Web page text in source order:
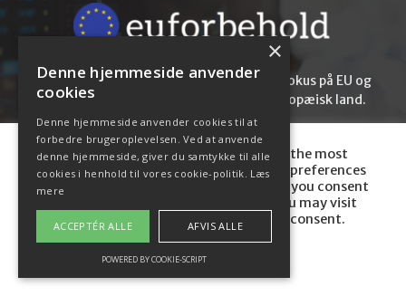
Euforbehold.dk er en online medie med fokus på EU og
Europa, samt Danmarks rolle som et europæisk land.
Cookie- og privatlivspolitik Kontakt
© Copyright 2020 - Euforbehold.dk
We use cookies on our website to give you the most
relevant experience by remembering your preferences
and repeat visits. By clicking “Accept All”, you consent
to the use of ALL the cookies. However, you may visit
"Cookie Settings" to provide a controlled consent.
Cookie Settings Accept All
Denne hjemmeside anvender
cookies
Denne hjemmeside anvender cookies til at
forbedre brugeroplevelsen. Ved at anvende
denne hjemmeside, giver du samtykke til alle
cookies i henhold til vores cookie-politik. Læs
mere
ACCEPTÉR ALLE AFVIS ALLE
POWERED BY COOKIE-SCRIPT
×